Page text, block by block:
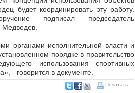
будет координировать эту работу.
подписал председатель
Медведев.
органами исполнительной власти и
порядке в правительство
использования спортивных
- говорится в документе.
Печатать